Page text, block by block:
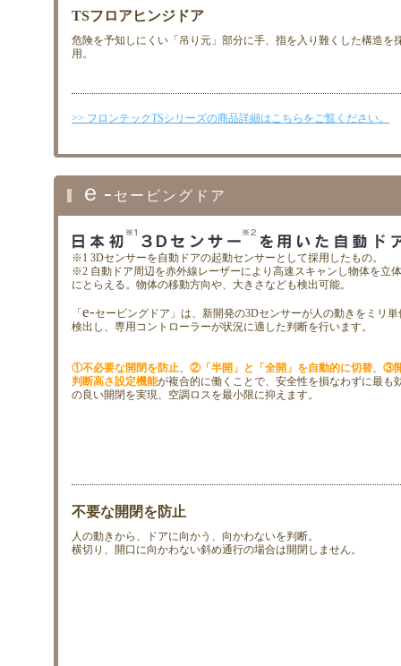
TSフロアヒンジドア
危険を予知しにくい「吊り元」部分に手、指を入り難くした構造を
用。
>> フロンテックTSシリーズの商品詳細はこちらをご覧ください。
ｅ- セービングドア
※1 3Dセンサーを自動ドアの起動センサーとして採用したもの。
※2 自動ドア周辺を赤外線レーザーにより高速スキャンし物体を立
にとらえる。物体の移動方向や、大きさなども検出可能。
「 e-セービングドア」は、新開発の3Dセンサーが人の動きをミリ単
検出し、専用コントローラーが状況に適した判断を行います。
①不必要な開閉を防止 ②「半開」と「全開」を自動的に切替
③
判断高さ設定機能が複合的に働くことで、安全性を損なわずに最も
の良い開閉を実現、空調ロスを最小限に抑えます。
不要な開閉を防止
人の動きから、ドアに向かう、向かわないを判断。
横切り、開口に向かわない斜め通行の場合は開閉しません。